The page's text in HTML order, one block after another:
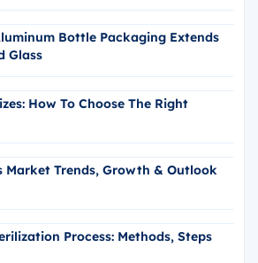
Bottle Packaging Extends
Glass
How To Choose The Right
Market Trends, Growth & Outlook
Process: Methods, Steps